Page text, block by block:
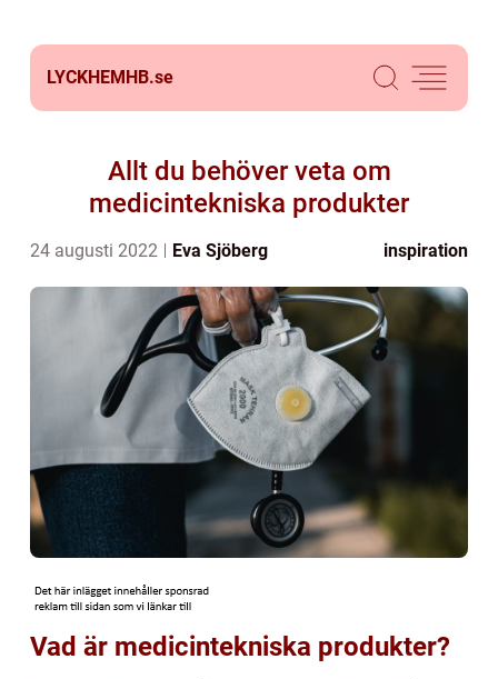
LYCKHEMHB.se
Allt du behöver veta om
medicintekniska produkter
24 augusti 2022 Eva Sjöberg inspiration
Vad är medicintekniska produkter?